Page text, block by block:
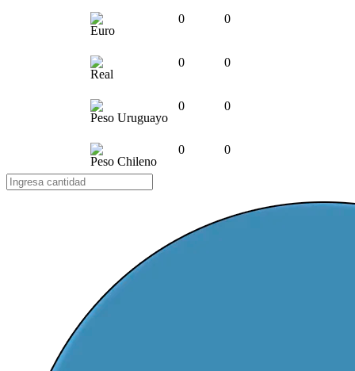
Euro
0 0
Real
0 0
Peso Uruguayo
0 0
Peso Chileno
0 0